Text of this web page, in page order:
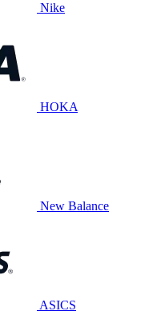
Nike
HOKA
New Balance
ASICS